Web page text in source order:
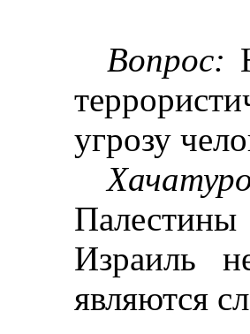
Вопрос:
угрозу
Израиль
являются